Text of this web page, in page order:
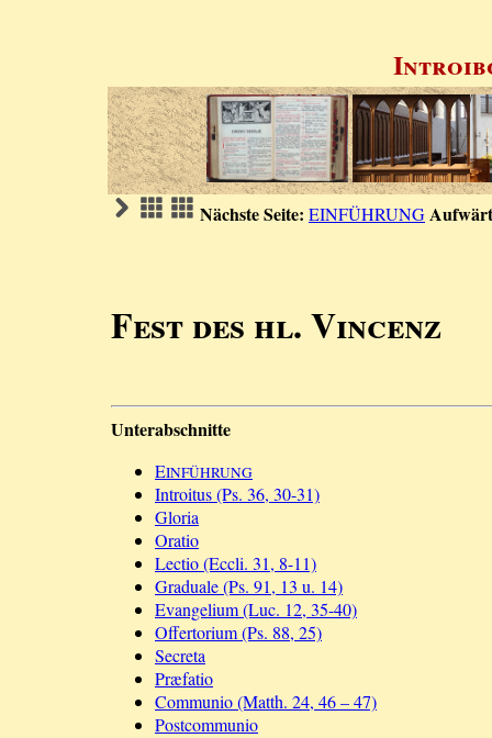
Nächste Seite: EINFÜHRUNG
Fest des hl. Vincenz
Unterabschnitte
EINFÜHRUNG
Introitus (Ps. 36, 30-31)
Gloria
Oratio
Lectio (Eccli. 31, 8-11)
Graduale (Ps. 91, 13 u. 14)
Evangelium (Luc. 12, 35-40)
Offertorium (Ps. 88, 25)
Secreta
Præfatio
Communio (Matth. 24, 46 – 47)
Postcommunio